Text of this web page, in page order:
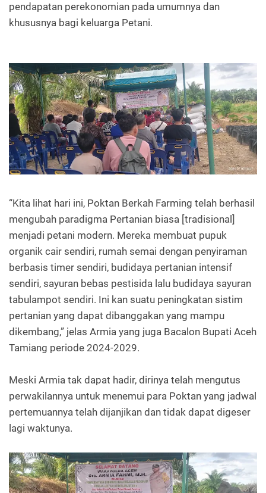
pendapatan perekonomian pada umumnya dan
khususnya bagi keluarga Petani.
“Kita lihat hari ini, Poktan Berkah Farming telah berhasil
mengubah paradigma Pertanian biasa [tradisional]
menjadi petani modern. Mereka membuat pupuk
organik cair sendiri, rumah semai dengan penyiraman
berbasis timer sendiri, budidaya pertanian intensif
sendiri, sayuran bebas pestisida lalu budidaya sayuran
tabulampot sendiri. Ini kan suatu peningkatan sistim
pertanian yang dapat dibanggakan yang mampu
dikembang,” jelas Armia yang juga Bacalon Bupati Aceh
Tamiang periode 2024-2029.
Meski Armia tak dapat hadir, dirinya telah mengutus
perwakilannya untuk menemui para Poktan yang jadwal
pertemuannya telah dijanjikan dan tidak dapat digeser
lagi waktunya.